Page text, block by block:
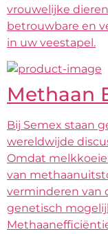
vrouwelijke
betrouwbare en
in uw veestapel.
Methaan
Bij Semex staan
wereldwijde
Omdat
van
verminderen van
genetisch